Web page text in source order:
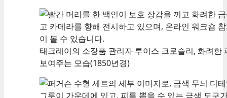
태크레이의 소장품 관리자 루이스 크로슬리, 화려한
보여주는 모습(1850년경)